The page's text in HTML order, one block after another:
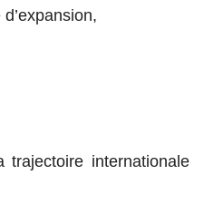
trajectoire internationale